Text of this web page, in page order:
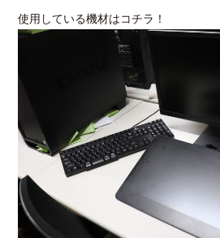
使用している機材はコチラ！